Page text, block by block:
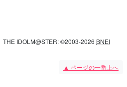
THE IDOLM@STER: ©2003-2026 BNEI
▲ ページの一番上へ